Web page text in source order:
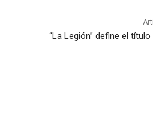
“La Legión” define el